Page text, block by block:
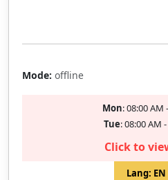
तैयारी बेसिक से एडवांस स्तर तक कराई
नियमित अभ्यास कराया जाता है।
Mode: offline
Mon: 08:00 AM
Tue: 08:00 AM
Click to
Lang: EN